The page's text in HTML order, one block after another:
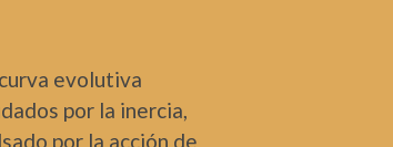
evolutiva
por la inercia,
por la acción de